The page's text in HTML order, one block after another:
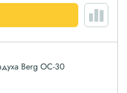
Berg ОС-30